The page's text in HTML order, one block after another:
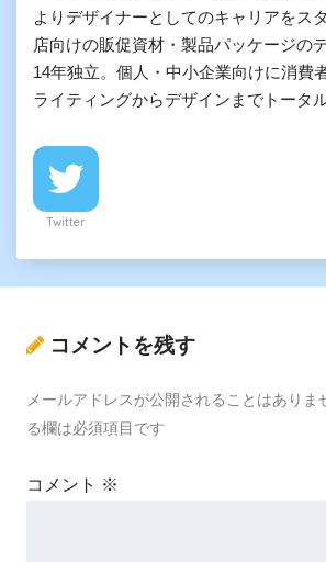
よりデザイナーとしてのキャリアをス
店向けの販促資材・製品パッケージの
14年独立。個人・中小企業向けに消費
ライティングからデザインまでトータ
Twitter
コメントを残す
メールアドレスが公開されることはありま
る欄は必須項目です
コメント ※